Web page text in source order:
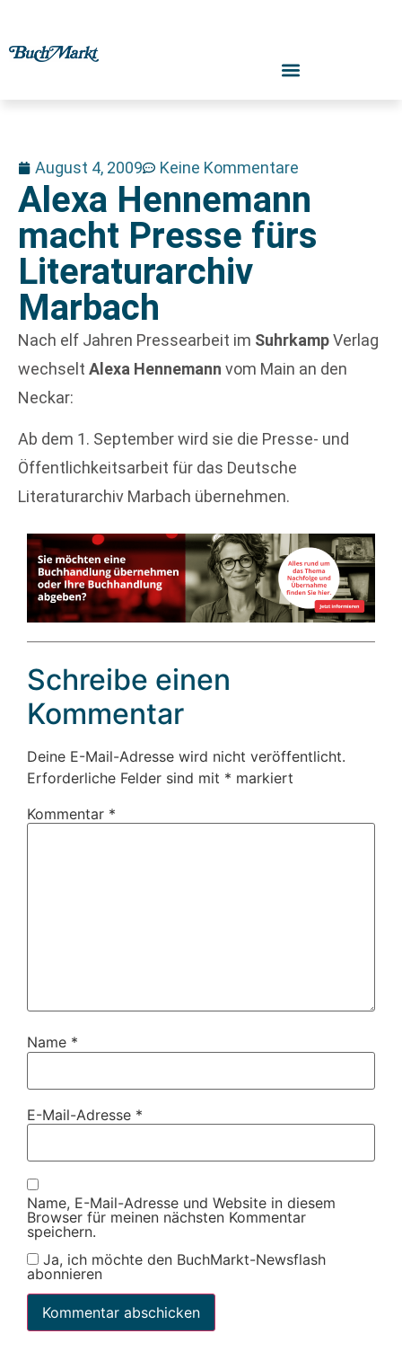
August 4, 2009 Keine Kommentare
Alexa Hennemann
macht Presse fürs
Literaturarchiv
Marbach
Nach elf Jahren Pressearbeit im SuhrkampVerlag
wechselt Alexa Hennemann vom Main an den
Neckar:
Ab dem 1. September wird sie die Presse- und
Öffentlichkeitsarbeit für das Deutsche
Literaturarchiv Marbach übernehmen.
Schreibe einen
Kommentar
Deine E-Mail-Adresse wird nicht veröffentlicht.
Erforderliche Felder sind mit * markiert
Kommentar *
Name *
E-Mail-Adresse *
Name, E-Mail-Adresse und Website in diesem
Browser für meinen nächsten Kommentar
speichern.
Ja, ich möchte den BuchMarkt-Newsflash
abonnieren